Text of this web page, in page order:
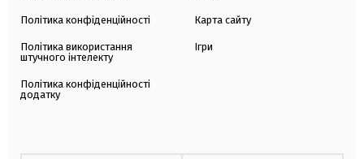
Політика конфіденційності
Політика використання
штучного інтелекту
Політика конфіденційності
додатку
Карта сайту
Ігри